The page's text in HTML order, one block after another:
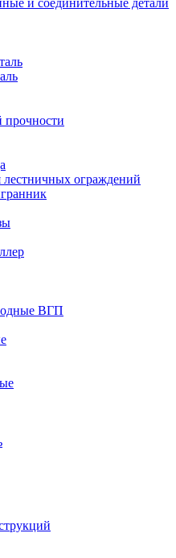
и соединительные детали
прочности
ограждений
ВГП